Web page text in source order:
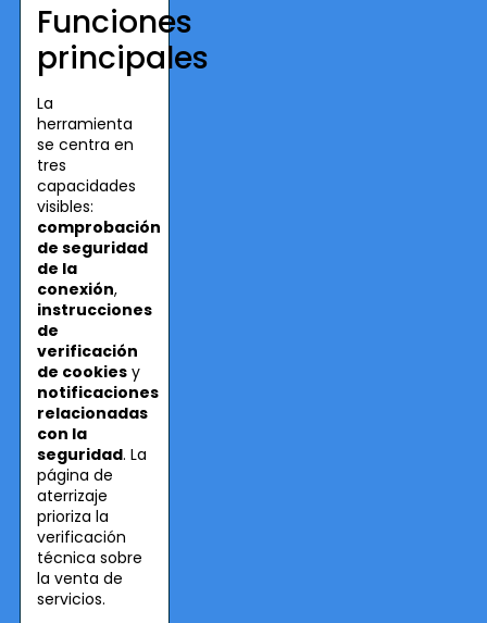
Funciones
principales
La
herramienta
se centra en
tres
capacidades
visibles:
comprobación
de seguridad
de la
conexión,
instrucciones
de
verificación
de cookiesy
notificaciones
relacionadas
con la
seguridad. La
página de
aterrizaje
prioriza la
verificación
técnica sobre
la venta de
servicios.